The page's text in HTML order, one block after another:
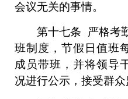
会议无关的事情。
第十七条 严格考
班制度，节假日值班
成员带班，并将领导
况进行公示，接受群众